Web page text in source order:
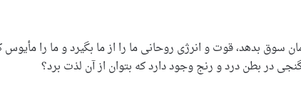
سوق بدهد، قوت و انرژی روحانی ما را از ما بگیرد و ما را
در بطن درد و رنج وجود دارد که بتوان از آن لذت برد؟